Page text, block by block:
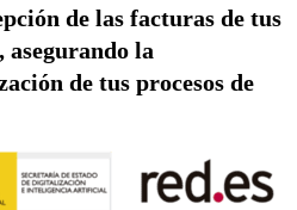
de las facturas de tus
asegurando la
de tus procesos de